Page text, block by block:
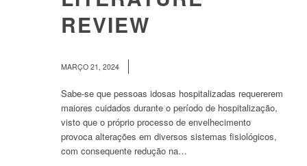
REVIEW
MARÇO 21, 2024
Sabe-se que pessoas idosas hospitalizadas requererem
maiores cuidados durante o período de hospitalização,
visto que o próprio processo de envelhecimento
provoca alterações em diversos sistemas fisiológicos,
com consequente redução na…